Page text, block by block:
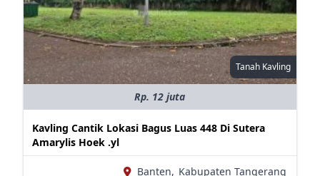
Tanah Kavling
Rp. 12 juta
Kavling Cantik Lokasi Bagus Luas 448 Di Sutera
Amarylis Hoek .yl
Banten, Kabupaten Tangerang